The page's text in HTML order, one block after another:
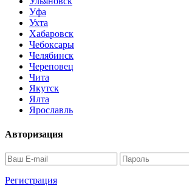
Уфа
Ухта
Хабаровск
Чебоксары
Челябинск
Череповец
Чита
Якутск
Ялта
Ярославль
Авторизация
Регистрация